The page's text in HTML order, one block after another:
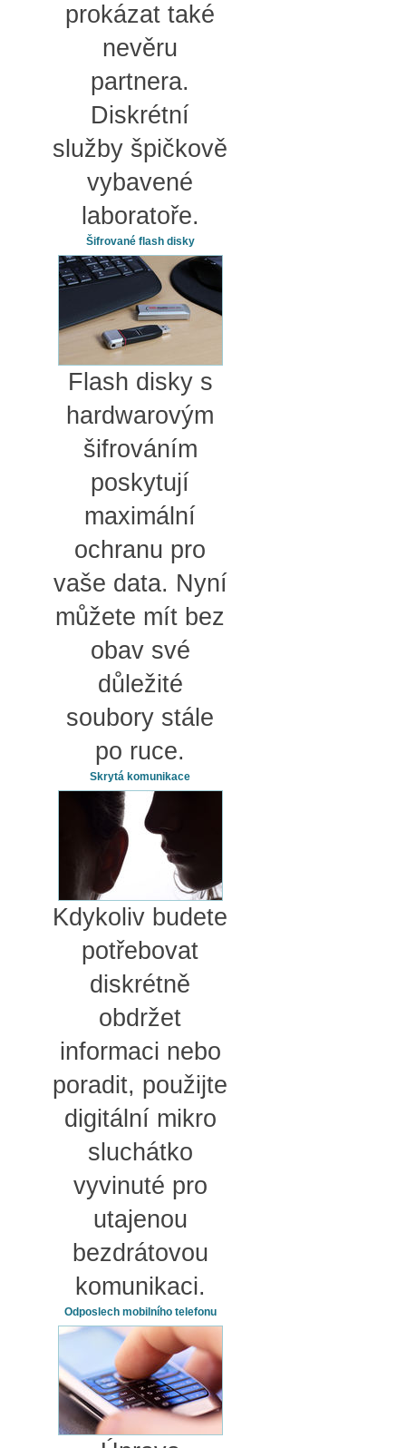
prokázat také
nevěru
partnera.
Diskrétní
služby špičkově
vybavené
laboratoře.
Šifrované flash disky
Flash disky s
hardwarovým
šifrováním
poskytují
maximální
ochranu pro
vaše data. Nyní
můžete mít bez
obav své
důležité
soubory stále
po ruce.
Skrytá komunikace
Kdykoliv budete
potřebovat
diskrétně
obdržet
informaci nebo
poradit, použijte
digitální mikro
sluchátko
vyvinuté pro
utajenou
bezdrátovou
komunikaci.
Odposlech mobilního telefonu